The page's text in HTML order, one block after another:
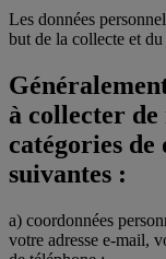
Les données
but de la collecte et
à collecter
catégories de
suivantes :
a) coordonnées
votre adresse e-mail,